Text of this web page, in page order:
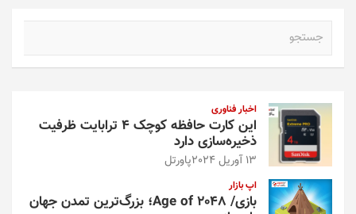
اخبار فناوری
این کارت حافظه کوچک ۴ ترابایت ظرفیت
ذخیره‌سازی دارد
13 آوریل 2024 پاورتل
اپ بازار
بازی/ Age of 2048؛ بزرگ‌ترین تمدن جهان